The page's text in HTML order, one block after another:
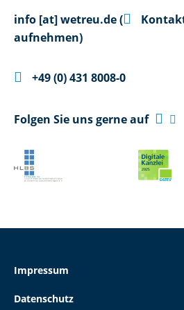
info [at]wetreu.de(
aufnehmen)
 +49 (0) 431 8008-0
Folgen Sie uns gerne auf  
Impressum
Datenschutz